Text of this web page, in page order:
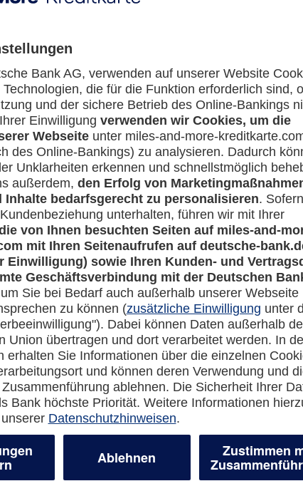
Monaten keine Lufthansa Miles & More Credit Card,
war.
von 12 Monaten nach Ausstellung der
werden.
für einen Warenkorb einsetzen.
Zeitschriften- und Finanzprämien, Miles-Only-Artikel
3.000 Meilen.
angerechnet, nicht auf die Versandkosten.
beim Meilensammeln und -einlösen